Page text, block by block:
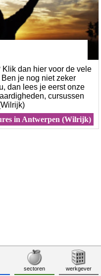
dan hier voor de vele
je nog niet zeker
dan lees je eerst onze
cursussen
in Antwerpen (Wilrijk)
sectoren werkgever